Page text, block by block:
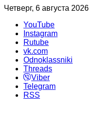
Четверг, 6 августа 2026
YouTube
Instagram
Rutube
vk.com
Odnoklassniki
Threads
Viber
Telegram
RSS